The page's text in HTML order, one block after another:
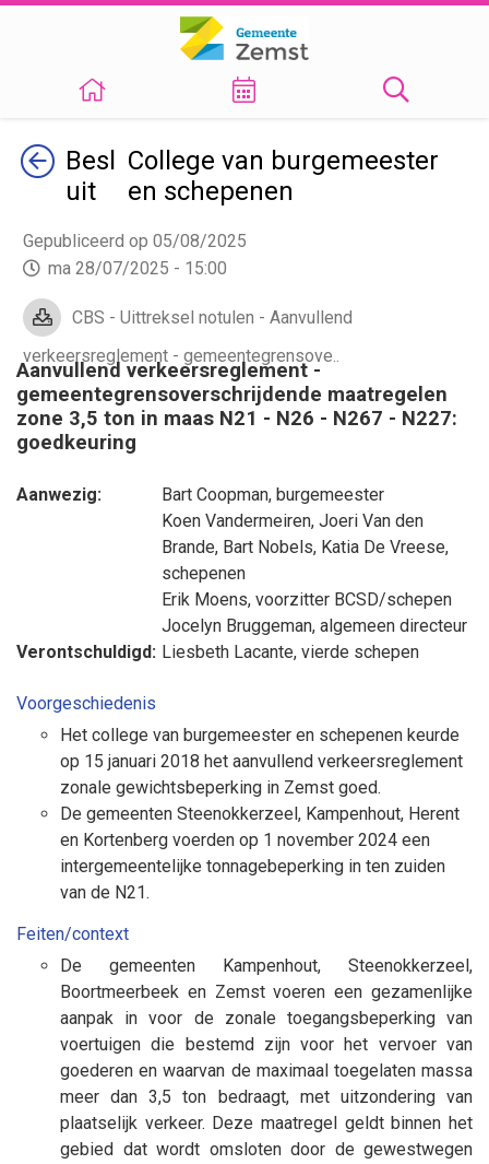
TerugBesl
uit
College van burgemeester
en schepenen
Gepubliceerd op 05/08/2025
ma 28/07/2025 - 15:00
CBS - Uittreksel notulen - Aanvullend
verkeersreglement - gemeentegrensove..
Aanvullend verkeersreglement -
gemeentegrensoverschrijdende maatregelen
zone 3,5 ton in maas N21 - N26 - N267 - N227:
goedkeuring
Aanwezig: Bart Coopman, burgemeester
Koen Vandermeiren, Joeri Van den
Brande, Bart Nobels, Katia De Vreese,
schepenen
Erik Moens, voorzitter BCSD/schepen
Jocelyn Bruggeman, algemeen directeur
Verontschuldigd: Liesbeth Lacante, vierde schepen
Voorgeschiedenis
Het college van burgemeester en schepenen keurde
op 15 januari 2018 het aanvullend verkeersreglement
zonale gewichtsbeperking in Zemst goed.
De gemeenten Steenokkerzeel, Kampenhout, Herent
en Kortenberg voerden op 1 november 2024 een
intergemeentelijke tonnagebeperking in ten zuiden
van de N21.
Feiten/context
De gemeenten Kampenhout, Steenokkerzeel,
Boortmeerbeek en Zemst voeren een gezamenlijke
aanpak in voor de zonale toegangsbeperking van
voertuigen die bestemd zijn voor het vervoer van
goederen en waarvan de maximaal toegelaten massa
meer dan 3,5 ton bedraagt, met uitzondering van
plaatselijk verkeer. Deze maatregel geldt binnen het
gebied dat wordt omsloten door de gewestwegen